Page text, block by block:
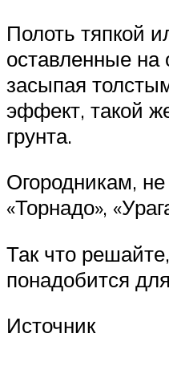
Полоть тяпкой
оставленные на
засыпая
эффект, такой
грунта.
Огородникам,
«Торнадо»,
Так что
понадобится
Источник